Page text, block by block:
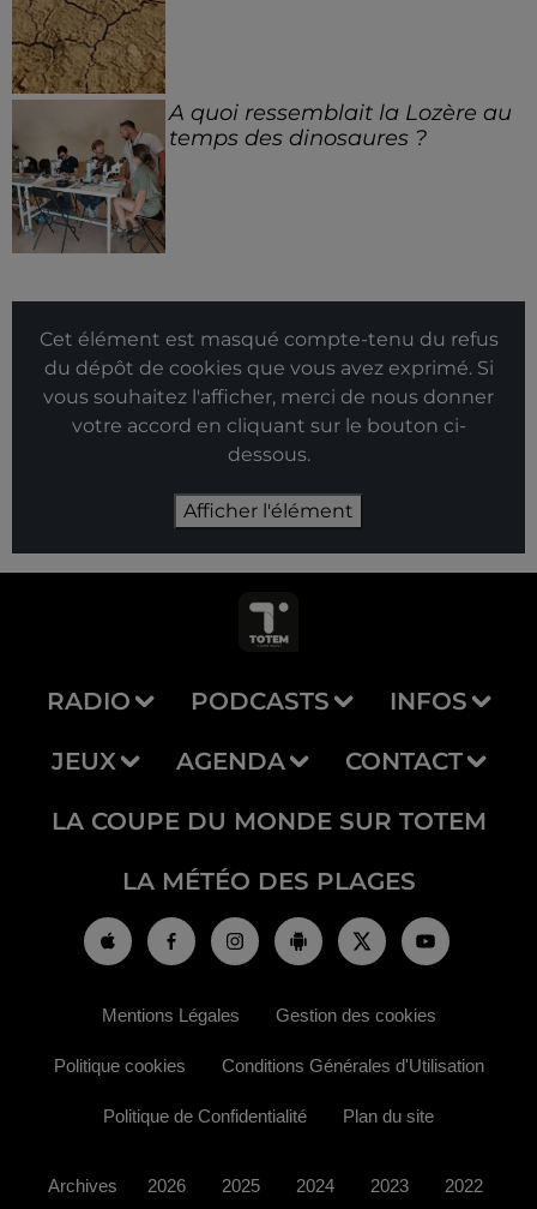
A quoi ressemblait la Lozère au
temps des dinosaures ?
Cet élément est masqué compte-tenu du refus
du dépôt de cookies que vous avez exprimé. Si
vous souhaitez l'afficher, merci de nous donner
votre accord en cliquant sur le bouton ci-
dessous.
Afficher l'élément
RADIO PODCASTS INFOS
JEUX AGENDA CONTACT
LA COUPE DU MONDE SUR TOTEM
LA MÉTÉO DES PLAGES
Mentions Légales Gestion des cookies
Politique cookies Conditions Générales d'Utilisation
Politique de Confidentialité Plan du site
Archives 2026 2025 2024 2023 2022